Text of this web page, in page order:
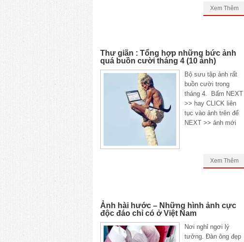
Xem Thêm
Thư giãn : Tổng hợp những bức ảnh
quá buồn cười tháng 4 (10 ảnh)
Bộ sưu tập ảnh rất
buồn cười trong
tháng 4. Bấm NEXT
>> hay CLICK liên
tục vào ảnh trên để
NEXT >> ảnh mới
Xem Thêm
Ảnh hài hước – Những hình ảnh cực
độc đáo chỉ có ở Việt Nam
Nơi nghỉ ngơi lý
tưởng. Đàn ông đẹp